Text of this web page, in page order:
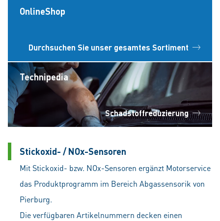
OnlineShop
Durchsuchen Sie unser gesamtes Sortiment
Technipedia
Schadstoffreduzierung
Stickoxid- / NOx-Sensoren
Mit Stickoxid- bzw. NOx-Sensoren ergänzt Motorservice
das Produktprogramm im Bereich Abgassensorik von
Pierburg.
Die verfügbaren Artikelnummern decken einen